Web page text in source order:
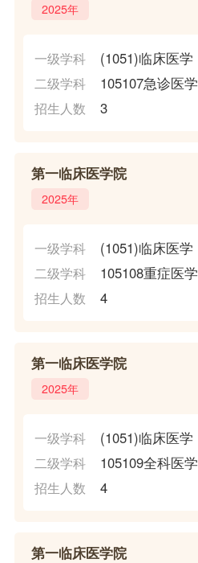
2025年
一级学科 (1051)临床医学
二级学科 105107急诊医学
招生人数 3
第一临床医学院
2025年
一级学科 (1051)临床医学
二级学科 105108重症医学
招生人数 4
第一临床医学院
2025年
一级学科 (1051)临床医学
二级学科 105109全科医学
招生人数 4
第一临床医学院